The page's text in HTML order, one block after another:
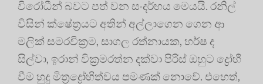
විරෝධීන් බවට පත් වන සංදර්භය මෙයයි. රනිල්
විසින් ක්ෂේත්‍රයට අතින් අල්ලාගෙන ගෙන ආ
මලික් සමරවික්‍රම, සාගල රත්නායක, හර්ෂ ද
සිල්වා, ඉරාන් වික්‍රමරත්න දක්වා පිරිස් ඔහුට ද්‍රෝහී
වීම හුදු මිත්‍රද්‍රෝහිත්වය පමණක් නොවේ. එහෙත්,